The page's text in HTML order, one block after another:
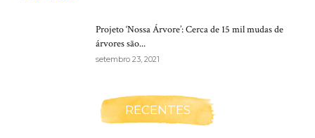
Projeto ‘Nossa Árvore’: Cerca de 15 mil mudas de
árvores são...
setembro 23, 2021
RECENTES